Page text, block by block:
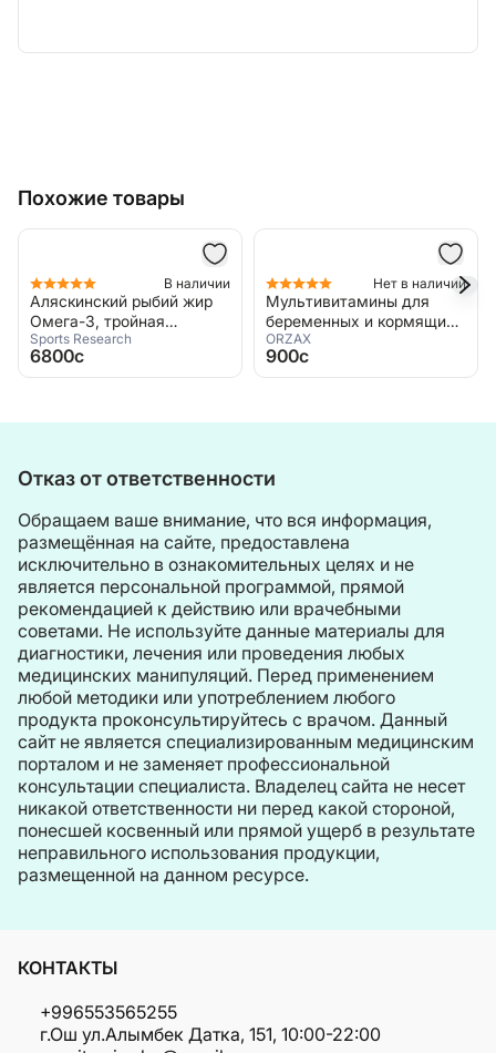
Похожие товары
В наличии
жир
Alaskan
Нет в наличии
Мультивитамины для
беременных и кормящих
с Омега-3, 30 капсул,
ORZAX
Омега-3 с ЭПК
капсул, Jarrow
Отказ от ответственности
Обращаем ваше внимание, что вся информация,
размещённая на сайте, предоставлена
исключительно в ознакомительных целях и не
является персональной программой, прямой
рекомендацией к действию или врачебными
советами. Не используйте данные материалы для
диагностики, лечения или проведения любых
медицинских манипуляций. Перед применением
любой методики или употреблением любого
продукта проконсультируйтесь с врачом. Данный
сайт не является специализированным медицинским
порталом и не заменяет профессиональной
консультации специалиста. Владелец сайта не несет
никакой ответственности ни перед какой стороной,
понесшей косвенный или прямой ущерб в результате
неправильного использования продукции,
размещенной на данном ресурсе.
КОНТАКТЫ
+996553565255
г.Ош ул.Алымбек Датка, 151, 10:00-22:00